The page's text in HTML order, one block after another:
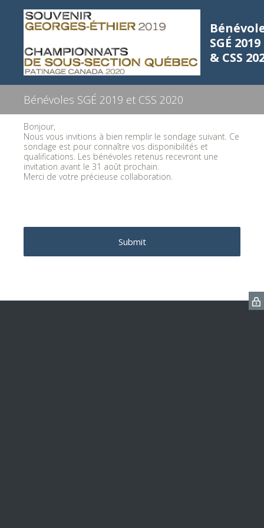
SGÉ 2019
& CSS
Bénévoles SGÉ 2019 et CSS 2020
Bonjour,
Nous vous invitions à bien remplir le sondage suivant. Ce
sondage est pour connaître vos disponibilités et
qualifications. Les bénévoles retenus recevront une
invitation avant le 31 août prochain.
Merci de votre précieuse collaboration.
Submit